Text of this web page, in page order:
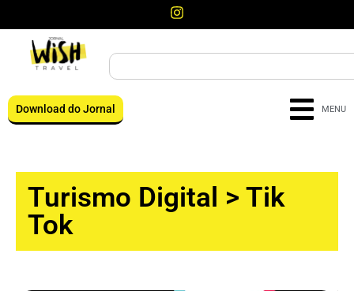
Download do Jornal MENU
Turismo Digital > Tik
Tok